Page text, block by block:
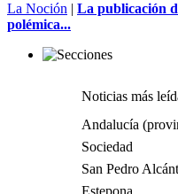
La Noción | La publicación
polémica...
Noticias más
Andalucía
Sociedad
San Pedro
Estepona